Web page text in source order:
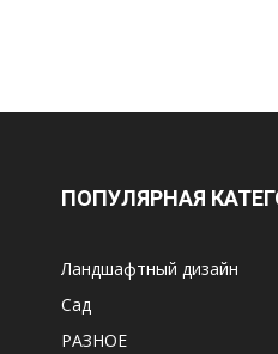
ПОПУЛЯРНАЯ
Ландшафтный дизайн
Сад
РАЗНОЕ